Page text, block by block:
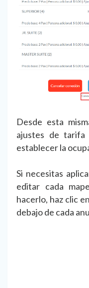
Desde esta
ajustes de
establecer la
Si necesitas
editar cada
hacerlo, haz clic
debajo de cada